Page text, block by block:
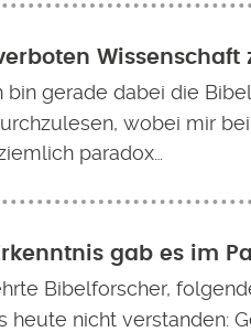
Wissenschaft
bin gerade dabei die
wobei mir
paradox…
gab es im
Bibelforscher,
heute nicht verstanden: